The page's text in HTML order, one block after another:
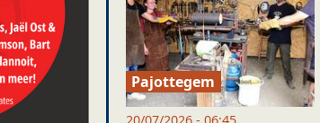
Pajottegem